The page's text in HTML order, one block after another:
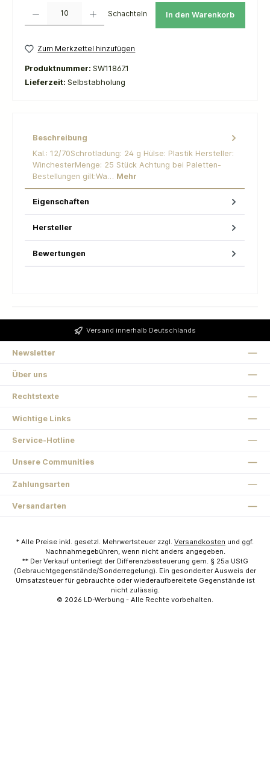
Schachteln In den Warenkorb
Zum Merkzettel hinzufügen
Produktnummer: SW11867.1
Lieferzeit: Selbstabholung
Beschreibung
Kal.: 12/70Schrotladung: 24 g Hülse: Plastik Hersteller:
WinchesterMenge: 25 Stück Achtung bei Paletten-
Bestellungen gilt:Wa… Mehr
Eigenschaften
Hersteller
Bewertungen
Versand innerhalb Deutschlands
Newsletter
Über uns
Rechtstexte
Wichtige Links
Service-Hotline
Unsere Communities
Zahlungsarten
Versandarten
* Alle Preise inkl. gesetzl. Mehrwertsteuer zzgl. Versandkosten und ggf.
Nachnahmegebühren, wenn nicht anders angegeben.
** Der Verkauf unterliegt der Differenzbesteuerung gem. § 25a UStG
(Gebrauchtgegenstände/Sonderregelung). Ein gesonderter Ausweis der
Umsatzsteuer für gebrauchte oder wiederaufbereitete Gegenstände ist
nicht zulässig.
© 2026 LD-Werbung - Alle Rechte vorbehalten.